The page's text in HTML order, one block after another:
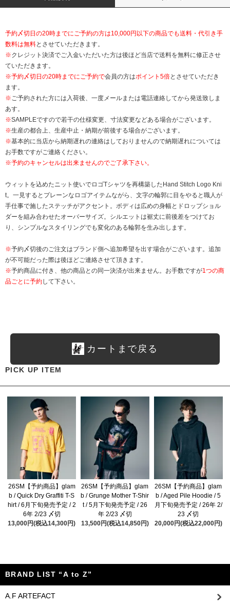
予約〆切日の20時までにご予約の方は10,000円以下の商品でも送料・代引き手
数料は無料とさせていただきます。
※クレジット決済でご入金いただいた方は後ほど当店で送料を無料に修正させ
ていただきます。
※予約〆切日の20時までにご予約で会員の方はポイント5倍とさせていただき
ます。
※ご予約された方には入荷後、一度メールまたは電話連絡してから発送致しま
あす。
※SAMPLEですので若干の仕様変更、寸法変更などある場合がございます。
※生産の都合上、生産中止・納期が前後する場合がございます。
※基本的に当店から納期遅れの連絡はしておりませんので納期遅れについては
お手数ですがご連絡ください。
※予約のキャンセルは出来ませんのでご了承下さい。
ウィットを込めたニット使いでロゴTシャツを再構築したHand Stitch Logo Kni
t。一見するとプレーンなロゴアイテムながら、文字の輪郭に目をやると職人が
手仕事で施したステッチがアクセント。ボディは広めの身幅とドロップショル
ダーを組み合わせたオーバーサイズ。シルエットは裾丈に前後差をつけてお
り、シンプルなスタイリングでも変化のある輪郭を生み出します。
※予約〆切後のご注文はブランド側へ追加希望を出す場合がございます。追加
が不可能だった際は後ほどご連絡させて頂きます。
※予約商品に付き、他の商品との同一決済が出来ません。お手数ですが1つの商
品ごとに予約して下さい。
カートまで戻る
PICK UP ITEM
26SM【予約商品】glam
b / Quick Dry Graffiti T-S
hirt / 6月下旬発売予定 / 2
6年 2/23 〆切
13,000円(税込14,300円)
26SM【予約商品】glam
b / Grunge Mother T-Shir
t / 5月下旬発売予定 / 26
年 2/23 〆切
13,500円(税込14,850円)
26SM【予約商品】glam
b / Aged Pile Hoodie / 5
月下旬発売予定 / 26年 2/
23 〆切
20,000円(税込22,000円)
BRAND LIST “A to Z”
A.F ARTEFACT